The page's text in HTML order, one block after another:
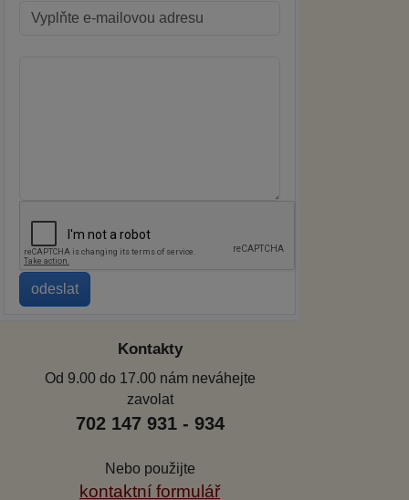
Kontakty
Od 9.00 do 17.00 nám neváhejte
zavolat
702 147 931 - 934
Nebo použijte
kontaktní formulář